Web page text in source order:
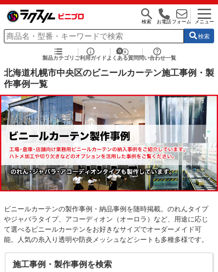
検索 お電話フォーム メニュー
検索
製品カテゴリ ご利用ガイド よくある質問 問い合わせ一覧
北海道札幌市中央区のビニールカーテン施工事例・製
作事例一覧
ビニールカーテンの製作事例・納品事例を随時掲載。のれんタイプ
やジャバラタイプ、アコーディオン（オーロラ）など、用途に応じ
て選べるビニールカーテンをお好きなサイズでオーダーメイド可
能。人気の糸入り透明や防炎メッシュなどシートも多種多様です。
施工事例・製作事例を検索